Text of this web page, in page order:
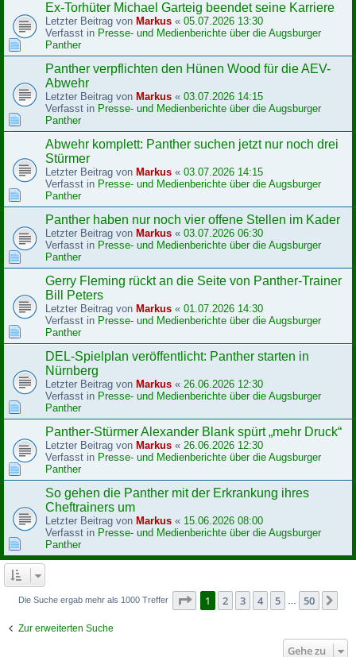
Ex-Torhüter Michael Garteig beendet seine Karriere
Letzter Beitrag von Markus « 05.07.2026 13:30
Verfasst in Presse- und Medienberichte über die Augsburger
Panther
Panther verpflichten den Hünen Wood für die AEV-
Abwehr
Letzter Beitrag von Markus « 03.07.2026 14:15
Verfasst in Presse- und Medienberichte über die Augsburger
Panther
Abwehr komplett: Panther suchen jetzt nur noch drei
Stürmer
Letzter Beitrag von Markus « 03.07.2026 14:15
Verfasst in Presse- und Medienberichte über die Augsburger
Panther
Panther haben nur noch vier offene Stellen im Kader
Letzter Beitrag von Markus « 03.07.2026 06:30
Verfasst in Presse- und Medienberichte über die Augsburger
Panther
Gerry Fleming rückt an die Seite von Panther-Trainer
Bill Peters
Letzter Beitrag von Markus « 01.07.2026 14:30
Verfasst in Presse- und Medienberichte über die Augsburger
Panther
DEL-Spielplan veröffentlicht: Panther starten in
Nürnberg
Letzter Beitrag von Markus « 26.06.2026 12:30
Verfasst in Presse- und Medienberichte über die Augsburger
Panther
Panther-Stürmer Alexander Blank spürt „mehr Druck“
Letzter Beitrag von Markus « 26.06.2026 12:30
Verfasst in Presse- und Medienberichte über die Augsburger
Panther
So gehen die Panther mit der Erkrankung ihres
Cheftrainers um
Letzter Beitrag von Markus « 15.06.2026 08:00
Verfasst in Presse- und Medienberichte über die Augsburger
Panther
Die Suche ergab mehr als 1000 Treffer Seite 1von 50
1 2 3 4 5 50
Zur erweiterten Suche
Gehe zu